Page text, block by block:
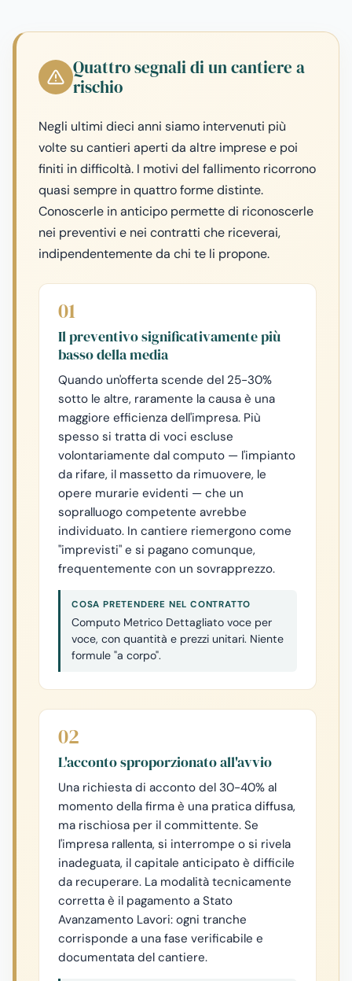
Quattro segnali di un cantiere a
rischio
Negli ultimi dieci anni siamo intervenuti più
volte su cantieri aperti da altre imprese e poi
finiti in difficoltà. I motivi del fallimento ricorrono
quasi sempre in quattro forme distinte.
Conoscerle in anticipo permette di riconoscerle
nei preventivi e nei contratti che riceverai,
indipendentemente da chi te li propone.
01
Il preventivo significativamente più
basso della media
Quando un'offerta scende del 25-30%
sotto le altre, raramente la causa è una
maggiore efficienza dell'impresa. Più
spesso si tratta di voci escluse
volontariamente dal computo — l'impianto
da rifare, il massetto da rimuovere, le
opere murarie evidenti — che un
sopralluogo competente avrebbe
individuato. In cantiere riemergono come
"imprevisti" e si pagano comunque,
frequentemente con un sovrapprezzo.
COSA PRETENDERE NEL CONTRATTO
Computo Metrico Dettagliato voce per
voce, con quantità e prezzi unitari. Niente
formule "a corpo".
02
L'acconto sproporzionato all'avvio
Una richiesta di acconto del 30-40% al
momento della firma è una pratica diffusa,
ma rischiosa per il committente. Se
l'impresa rallenta, si interrompe o si rivela
inadeguata, il capitale anticipato è difficile
da recuperare. La modalità tecnicamente
corretta è il pagamento a Stato
Avanzamento Lavori: ogni tranche
corrisponde a una fase verificabile e
documentata del cantiere.